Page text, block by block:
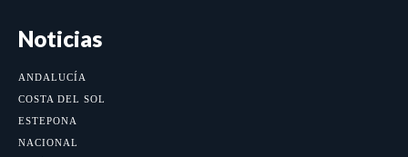
Noticias
ANDALUCÍA
COSTA DEL SOL
ESTEPONA
NACIONAL